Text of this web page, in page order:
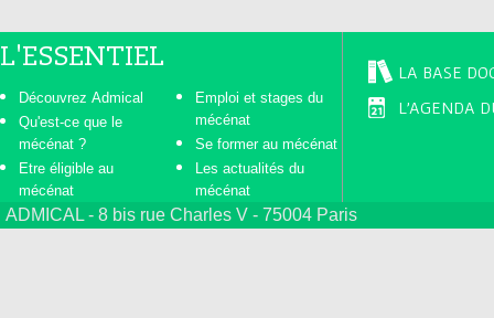
L'ESSENTIEL
Découvrez Admical
Qu'est-ce que le
mécénat ?
Etre éligible au
mécénat
Emploi et stages du
mécénat
Se former au mécénat
Les actualités du
mécénat
LA BASE
L'AGENDA
ADMICAL - 8 bis rue Charles V - 75004 Paris